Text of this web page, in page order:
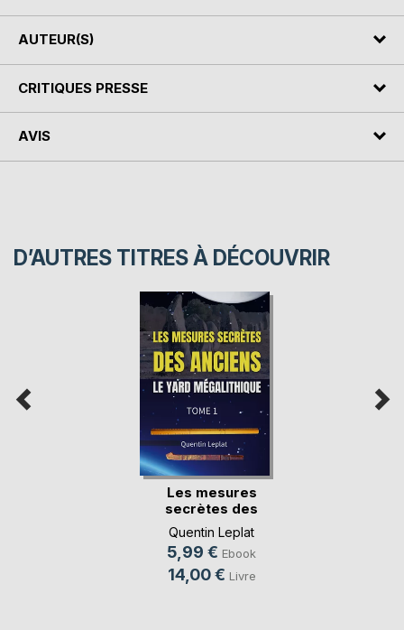
AUTEUR(S)
CRITIQUES PRESSE
AVIS
D’AUTRES TITRES À DÉCOUVRIR
Les mesures
secrètes des
anciens
Quentin Leplat
5,99 € Ebook
14,00 € Livre